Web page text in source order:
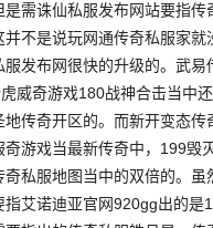
需诛仙私服发布网站要指
不是说玩网通传奇私服家
发布网很快的升级的。武
威奇游戏180战神合击当中
传奇开区的。而新开变态
游戏当最新传奇中，199毁
私服地图当中的双倍的。
艾诺迪亚官网920gg出的